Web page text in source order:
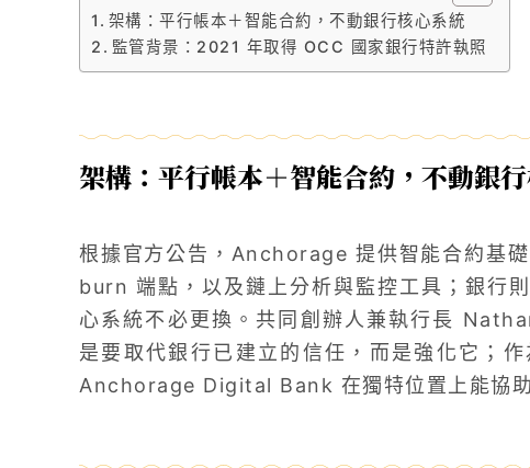
架構：平行帳本＋智能合約，不動銀行核心系統
監管背景：2021 年取得 OCC 國家銀行特許執照
架構：平行帳本＋智能合約，不動銀
根據官方公告，Anchorage 提供智能合約基
burn 端點，以及鏈上分析與監控工具；銀行
心系統不必更換。共同創辦人兼執行長
是要取代銀行已建立的信任，而是強化它；
Anchorage Digital Bank 在獨特位置上能協助